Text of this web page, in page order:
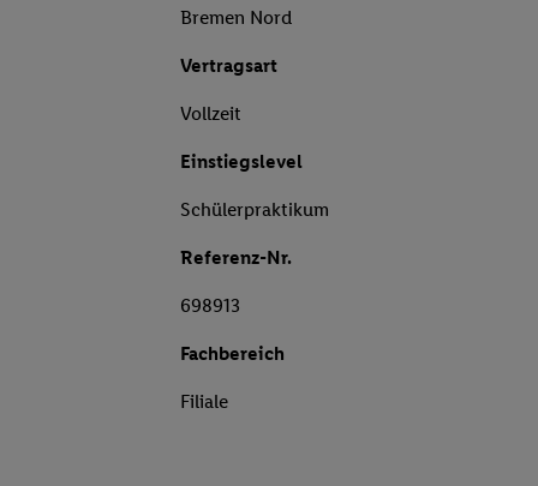
Bremen Nord
Vertragsart
Vollzeit
Einstiegslevel
Schülerpraktikum
Referenz-Nr.
698913
Fachbereich
Filiale